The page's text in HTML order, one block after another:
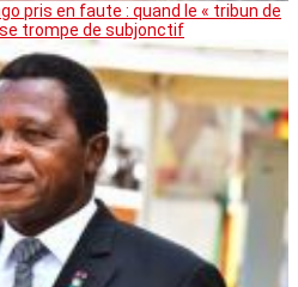
pris en faute : quand le « tribun de
se trompe de subjonctif